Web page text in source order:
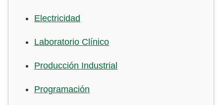
Electricidad
Laboratorio Clínico
Producción Industrial
Programación